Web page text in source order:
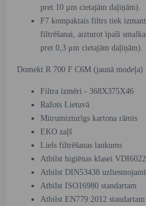
pret 10 μm cietajām daļiņām).
F7 kompaktais filtrs tiek
filtrēšanai, aizturot īpaši
pret 0,3 μm cietajām daļiņām).
Domekt R 700 F C6M (jaunā
Filtra izmēri - 368X375X46
Ražots Lietuvā
Mitrumizturīgs kartona rāmis
EKO zaļš
Liels filtrēšanas laukums
Atbilst higiēnas klasei VDI6022
Atbilst DIN53438
Atbilst ISO16980 standartam
Atbilst EN779:2012 standartam